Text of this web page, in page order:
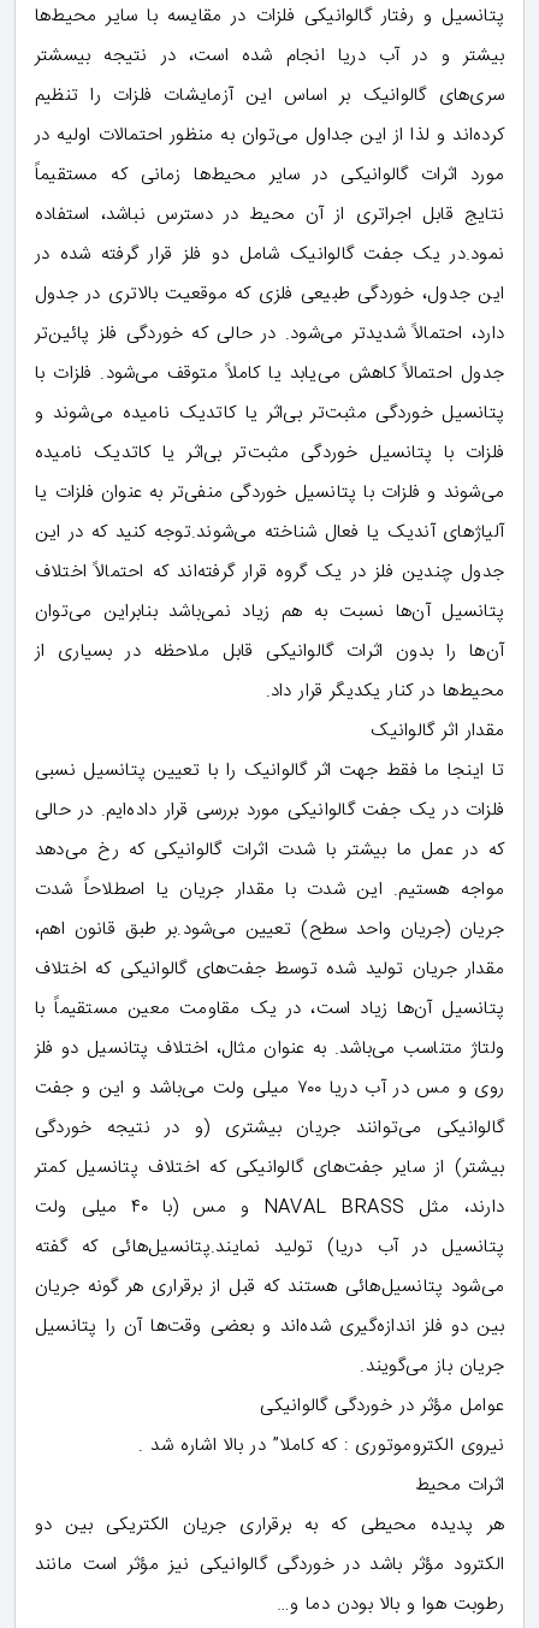
پتانسیل و رفتار گالوانیکی فلزات در مقایسه با سایر محیط‌ها
بیشتر و در آب دریا انجام شده است، در نتیجه بیسشتر
سری‌های گالوانیک بر اساس این آزمایشات فلزات را تنظیم
کرده‌اند و لذا از این جداول می‌توان به منظور احتمالات اولیه در
مورد اثرات گالوانیکی در سایر محیط‌ها زمانی که مستقیماً
نتایج قابل اجراتری از آن محیط در دسترس نباشد، استفاده
نمود.در یک جفت گالوانیک شامل دو فلز قرار گرفته شده در
این جدول، خوردگی طبیعی فلزی که موقعیت بالاتری در جدول
دارد، احتمالاً شدیدتر می‌شود. در حالی که خوردگی فلز پائین‌تر
جدول احتمالاً کاهش می‌یابد یا کاملاً متوقف می‌شود. فلزات با
پتانسیل خوردگی مثبت‌تر بی‌اثر یا کاتدیک نامیده می‌شوند و
فلزات با پتانسیل خوردگی مثبت‌تر بی‌اثر یا کاتدیک نامیده
می‌شوند و فلزات با پتانسیل خوردگی منفی‌تر به عنوان فلزات یا
آلیاژهای آندیک یا فعال شناخته می‌شوند.توجه کنید که در این
جدول چندین فلز در یک گروه قرار گرفته‌اند که احتمالاً اختلاف
پتانسیل آن‌ها نسبت به هم زیاد نمی‌باشد بنابراین می‌توان
آن‌ها را بدون اثرات گالوانیکی قابل ملاحظه در بسیاری از
محیط‌ها در کنار یکدیگر قرار داد.
مقدار اثر گالوانیک
تا اینجا ما فقط جهت اثر گالوانیک را با تعیین پتانسیل نسبی
فلزات در یک جفت گالوانیکی مورد بررسی قرار داده‌ایم. در حالی
که در عمل ما بیشتر با شدت اثرات گالوانیکی که رخ می‌دهد
مواجه هستیم. این شدت با مقدار جریان یا اصطلاحاً شدت
جریان (جریان واحد سطح) تعیین می‌شود.بر طبق قانون اهم،
مقدار جریان تولید شده توسط جفت‌های گالوانیکی که اختلاف
پتانسیل آن‌ها زیاد است، در یک مقاومت معین مستقیماً با
ولتاژ متناسب می‌باشد. به عنوان مثال، اختلاف پتانسیل دو فلز
روی و مس در آب دریا ٧٠٠ میلی ولت می‌باشد و این و جفت
گالوانیکی می‌توانند جریان بیشتری (و در نتیجه خوردگی
بیشتر) از سایر جفت‌های گالوانیکی که اختلاف پتانسیل کمتر
دارند، مثل NAVAL BRASS و مس (با ۴٠ میلی ولت
پتانسیل در آب دریا) تولید نمایند.پتانسیل‌هائی که گفته
می‌شود پتانسیل‌هائی هستند که قبل از برقراری هر گونه جریان
بین دو فلز اندازه‌گیری شده‌اند و بعضی وقت‌ها آن را پتانسیل
جریان باز می‌گویند.
عوامل مؤثر در خوردگی گالوانیکی
نیروی الکتروموتوری : که کاملا” در بالا اشاره شد .
اثرات محیط
هر پدیده محیطی که به برقراری جریان الکتریکی بین دو
الکترود مؤثر باشد در خوردگی گالوانیکی نیز مؤثر است مانند
رطوبت هوا و بالا بودن دما و…